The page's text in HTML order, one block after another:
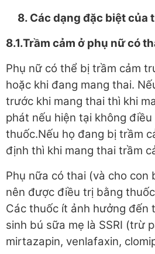
8. Các dạng đặc biệt của
8.1.Trầm cảm ở phụ nữ có
Phụ nữ có thể bị trầm cảm
hoặc khi đang mang thai.
trước khi mang thai thì khi
phát nếu hiện tại không
thuốc.Nếu họ đang bị trầm
định thì khi mang thai trầm
Phụ nữa có thai (và cho con
nên được điều trị bằng
Các thuốc ít ảnh hưởng đến
sinh bú sữa mẹ là SSRI (trừ
mirtazapin, venlafaxin,